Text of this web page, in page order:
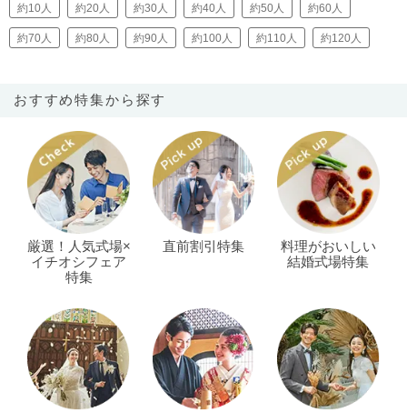
約10人 約20人 約30人 約40人 約50人 約60人
約70人 約80人 約90人 約100人 約110人 約120人
おすすめ特集から探す
厳選！人気式場×
イチオシフェア
特集
直前割引特集
料理がおいしい
結婚式場特集